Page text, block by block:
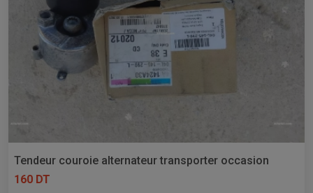
Tendeur couroie alternateur transporter occasion
160 DT